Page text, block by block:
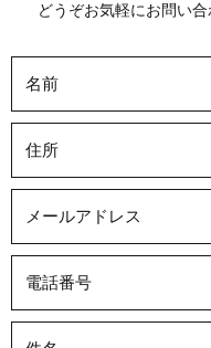
どうぞお気軽にお問い合